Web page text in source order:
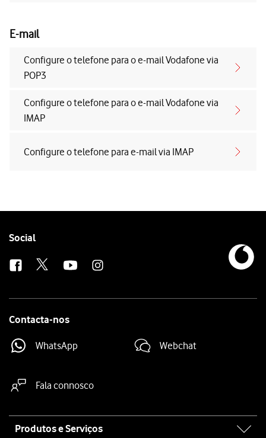
E-mail
Configure o telefone para o e-mail Vodafone via
POP3
Configure o telefone para o e-mail Vodafone via
IMAP
Configure o telefone para e-mail via IMAP
Follow
Social
Contacta-nos
WhatsApp Webchat
Fala connosco
map
Produtos e Serviços